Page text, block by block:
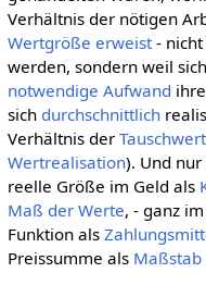
Verhältnis der nötigen
Wertgröße erweist- nicht
werden, sondern weil
notwendige Aufwand
sich durchschnittlich
Verhältnis der
Wertrealisation). Und
reelle Größe im Geld als
Maß der Werte, - ganz
Funktion als
Preissumme als Maßstab